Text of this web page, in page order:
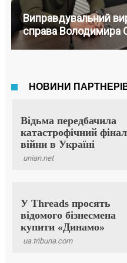
Виправдувальний
справа Володимира